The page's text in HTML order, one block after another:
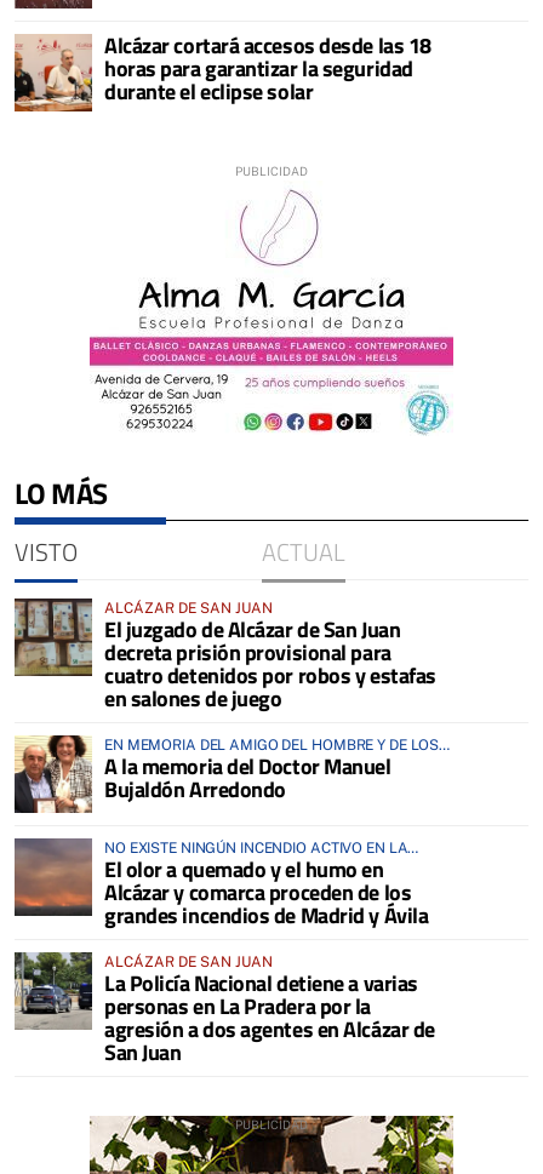
Alcázar cortará accesos desde las 18
horas para garantizar la seguridad
durante el eclipse solar
LO MÁS
VISTO ACTUAL
ALCÁZAR DE SAN JUAN
El juzgado de Alcázar de San Juan
decreta prisión provisional para
cuatro detenidos por robos y estafas
en salones de juego
EN MEMORIA DEL AMIGO DEL HOMBRE Y DE LOS
ANIMALES
A la memoria del Doctor Manuel
Bujaldón Arredondo
NO EXISTE NINGÚN INCENDIO ACTIVO EN LA
COMARCA
El olor a quemado y el humo en
Alcázar y comarca proceden de los
grandes incendios de Madrid y Ávila
ALCÁZAR DE SAN JUAN
La Policía Nacional detiene a varias
personas en La Pradera por la
agresión a dos agentes en Alcázar de
San Juan